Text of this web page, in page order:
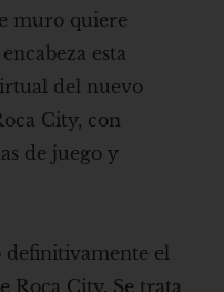
muro quiere
esta
del nuevo
City, con
de juego y
definitivamente el
Roca City. Se trata